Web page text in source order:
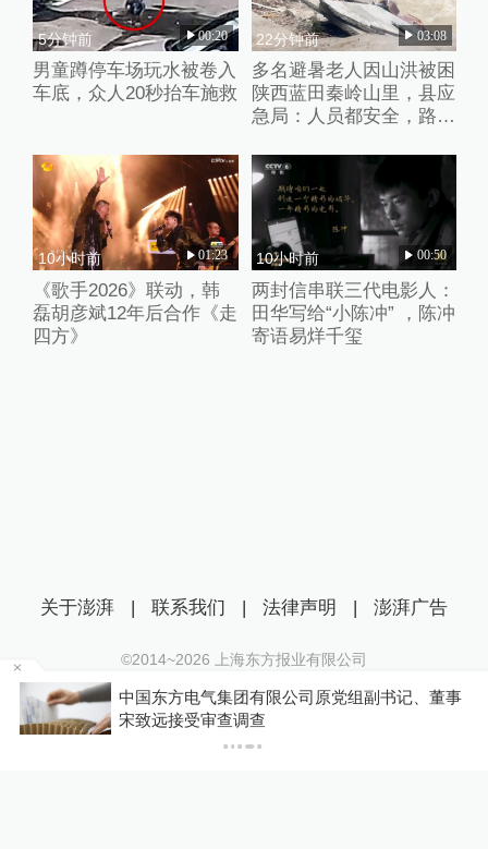
5分钟前 00:20
男童蹲停车场玩水被卷入
车底，众人20秒抬车施救
22分钟前 03:08
多名避暑老人因山洪被困
陕西蓝田秦岭山里，县应
急局：人员都安全，路暂
10小时前 01:23
《歌手2026》联动，韩
磊胡彦斌12年后合作《走
四方》
10小时前 00:50
两封信串联三代电影人：
田华写给“小陈冲” ，陈冲
寄语易烊千玺
气集团有限公司原党组副书记、董事
审查调查
多名避暑老人
关于澎湃 | 联系我们 | 法律声明 | 澎湃广告
©2014~2026 上海东方报业有限公司
沪ICP证：沪B2-20170116 | 沪ICP备14003370号
互联网新闻信息服务许可证：31120170006
沪公网安备 31010602000299号